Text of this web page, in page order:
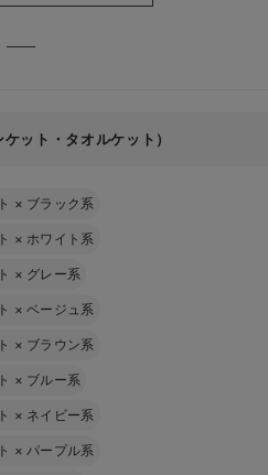
ット・タオルケット）
× ブラック系
×ホワイト系
× グレー系
×ベージュ系
× ブラウン系
× ブルー系
× ネイビー系
×パープル系